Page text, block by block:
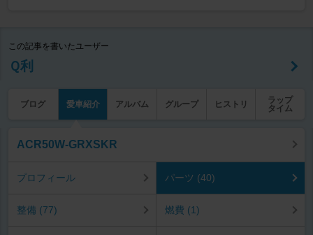
この記事を書いたユーザー
Ｑ利
ブログ 愛車紹介 アルバム グループ ヒストリ
ラップ
タイム
ACR50W-GRXSKR
プロフィール パーツ (40)
整備 (77) 燃費 (1)